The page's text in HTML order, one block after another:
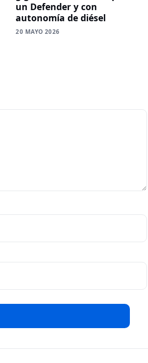
un Defender y con
autonomía de diésel
20 MAYO 2026